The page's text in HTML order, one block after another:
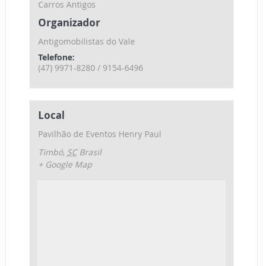
Carros Antigos
Organizador
Antigomobilistas do Vale
Telefone:
(47) 9971-8280 / 9154-6496
Local
Pavilhão de Eventos Henry Paul
Timbó, SC Brasil
+ Google Map